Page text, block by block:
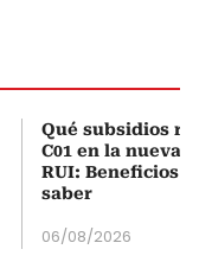
Qué subsidios
C01 en la nueva
RUI: Beneficios
saber
06/08/2026